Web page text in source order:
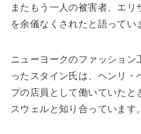
またもう一人の被害者、エリ
を余儀なくされたと語ってい
ニューヨークのファッショ
ったスタイン氏は、ヘンリ・
プの店員として働いていたと
スウェルと知り合っています。